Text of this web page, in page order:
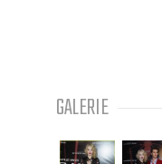
GALERIE